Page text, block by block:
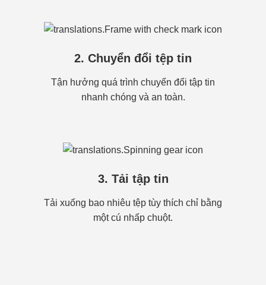
2. Chuyển đổi tệp tin
Tận hưởng quá trình chuyển đổi tập tin
nhanh chóng và an toàn.
3. Tải tập tin
Tải xuống bao nhiêu tệp tùy thích chỉ bằng
một cú nhấp chuột.